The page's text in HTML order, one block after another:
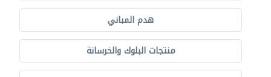
هدم المباني
منتجات البلوك والخرسانة